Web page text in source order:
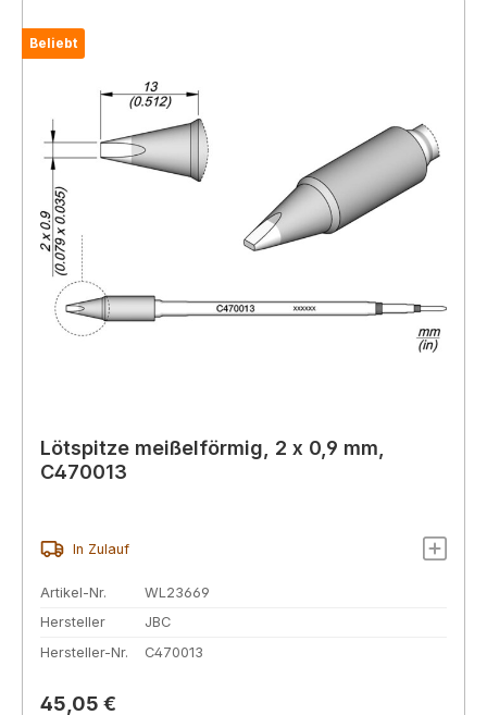
Beliebt
Lötspitze meißelförmig, 2 x 0,9 mm,
C470013
In Zulauf
Artikel-Nr.
WL23669
Hersteller
JBC
Hersteller-Nr.
C470013
Regulärer Preis:
45,05 €